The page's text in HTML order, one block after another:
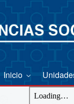
Inicio